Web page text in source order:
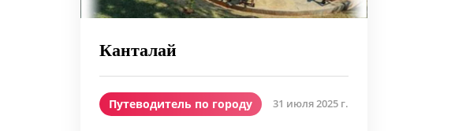
Канталай
Путеводитель по городу 31 июля 2025 г.